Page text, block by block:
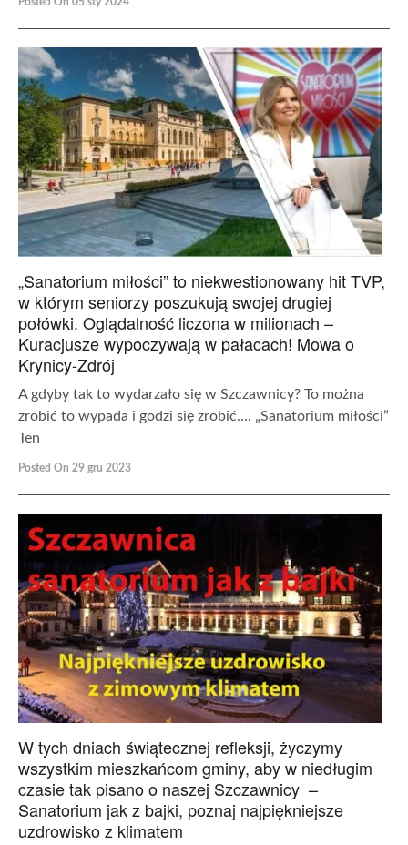
„Sanatorium miłości” to niekwestionowany hit TVP,
w którym seniorzy poszukują swojej drugiej
połówki. Oglądalność liczona w milionach –
Kuracjusze wypoczywają w pałacach! Mowa o
Krynicy-Zdrój
A gdyby tak to wydarzało się w Szczawnicy? To można
zrobić to wypada i godzi się zrobić…. „Sanatorium miłości”
Ten
Posted On 29 gru 2023
W tych dniach świątecznej refleksji, życzymy
wszystkim mieszkańcom gminy, aby w niedługim
czasie tak pisano o naszej Szczawnicy –
Sanatorium jak z bajki, poznaj najpiękniejsze
uzdrowisko z klimatem